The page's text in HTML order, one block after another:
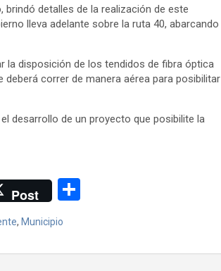
detalles de la realización de este
lleva adelante sobre la ruta 40, abarcando
la disposición de los tendidos de fibra óptica
correr de manera aérea para posibilitar
desarrollo de un proyecto que posibilite la
Post
p
, Municipio